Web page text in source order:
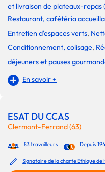
et livraison de plateaux-repas
Restaurant, cafétéria
Entretien d'espaces verts,
Conditionnement, colisage,
déjeuners et pauses
En savoir +
ESAT DU CCAS
Clermont-Ferrand (63)
83 travailleurs Depuis
Signataire de la charte Ethique de